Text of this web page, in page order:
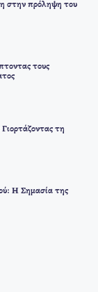
στην πρόληψη του
τους
τη
Η Σημασία της